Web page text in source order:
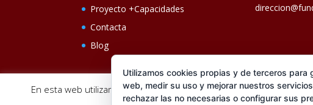
Proyecto +Capacidades
Contacta
Blog
En esta web utilizamos cookies analíticas, propias y de terceros,
Utilizamos cookies propias y de terceros para
web, medir su uso y mejorar nuestros
rechazar las no necesarias o configurar sus